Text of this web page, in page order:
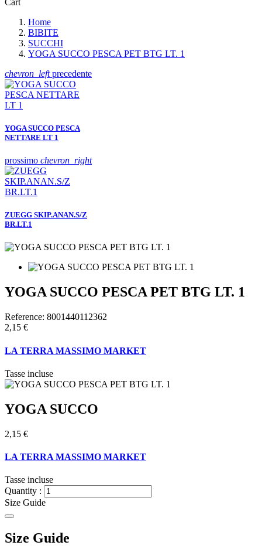
Home
BIBITE
SUCCHI
YOGA SUCCO PESCA PET BTG LT. 1
chevron_leftprecedente
YOGA SUCCO PESCA
NETTARE LT 1
prossimo chevron_right
ZUEGG SKIP.ANAN.S/Z
BR.LT.1
YOGA SUCCO PESCA PET BTG LT. 1
Reference: 8001440112362
2,15 €
LA TERRA MASSIMO MARKET
Tasse incluse
YOGA SUCCO
2,15 €
LA TERRA MASSIMO MARKET
Tasse incluse
Quantity :
Size Guide
Size Guide